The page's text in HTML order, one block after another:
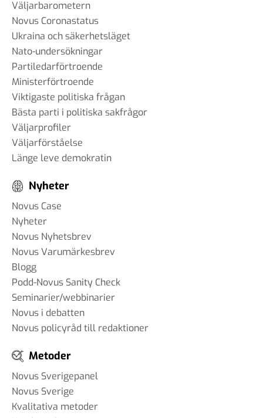
Väljarbarometern
Novus Coronastatus
Ukraina och säkerhetsläget
Nato-undersökningar
Partiledarförtroende
Ministerförtroende
Viktigaste politiska frågan
Bästa parti i politiska sakfrågor
Väljarprofiler
Väljarförståelse
Länge leve demokratin
Nyheter
Novus Case
Nyheter
Novus Nyhetsbrev
Novus Varumärkesbrev
Blogg
Podd-Novus Sanity Check
Seminarier/webbinarier
Novus i debatten
Novus policyråd till redaktioner
Metoder
Novus Sverigepanel
Novus Sverige
Kvalitativa metoder